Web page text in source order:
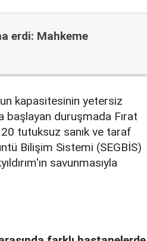
erdi: Mahkeme
kapasitesinin yetersiz
başlayan duruşmada Fırat
20 tutuksuz sanık ve taraf
Bilişim Sistemi (SEGBİS)
savunmasıyla